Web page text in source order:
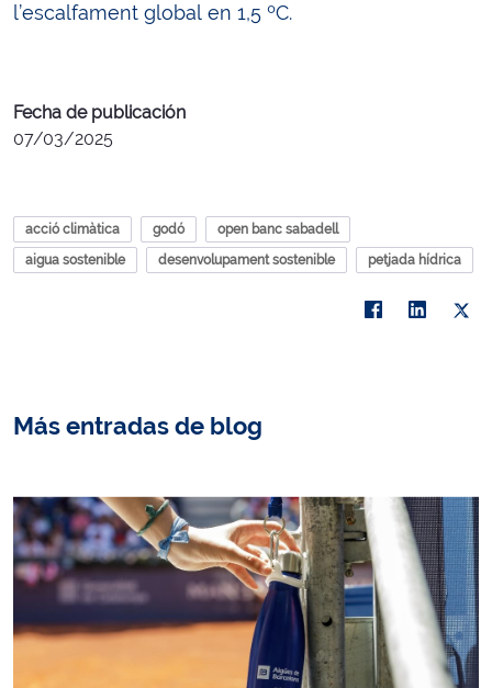
l’escalfament global en 1,5 ºC.
Fecha de publicación
07/03/2025
acció climàtica godó
open banc sabadell
aigua sostenible
desenvolupament sostenible petjada hídrica
Más entradas de blog